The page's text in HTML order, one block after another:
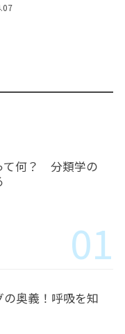
て何？ 分類学の
01
の奥義！呼吸を知